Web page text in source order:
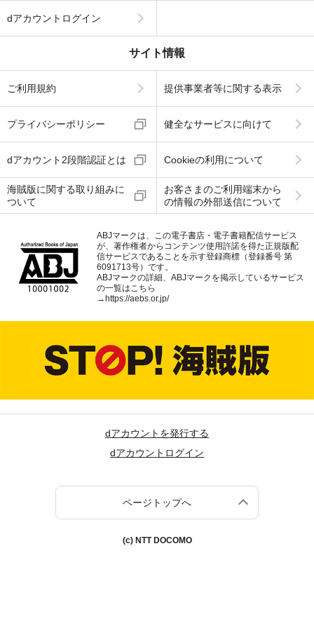
dアカウントログイン
サイト情報
ご利用規約 提供事業者等に関する表示
プライバシーポリシー 健全なサービスに向けて
dアカウント2段階認証とは Cookieの利用について
海賊版に関する取り組みに
ついて
お客さまのご利用端末から
の情報の外部送信について
ABJマークは、この電子書店・電子書籍配信サービス
が、著作権者からコンテンツ使用許諾を得た正規版配
信サービスであることを示す登録商標（登録番号 第
6091713号）です。
ABJマークの詳細、ABJマークを掲示しているサービス
の一覧はこちら
→https://aebs.or.jp/
dアカウントを発行する
dアカウントログイン
ページトップへ
(c) NTT DOCOMO